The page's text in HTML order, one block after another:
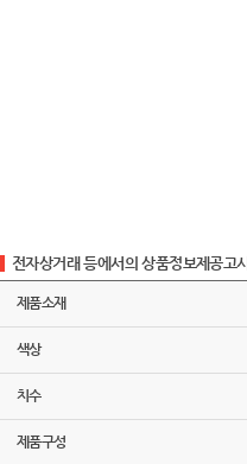
전자상거래 등에서의 상품정보제공고시
제품소재
색상
치수
제품구성